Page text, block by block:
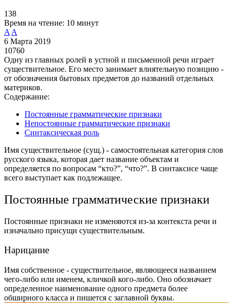
138
Время на чтение: 10 минут
A A
6 Марта 2019
10760
Одну из главных ролей в устной и письменной речи играет
существительное. Его место занимает влиятельную позицию -
от обозначения бытовых предметов до названий отдельных
материков.
Содержание:
Постоянные грамматические признаки
Непостоянные грамматические признаки
Синтаксическая роль
Имя существительное (сущ.) - самостоятельная категория слов
русского языка, которая дает название объектам и
определяется по вопросам “кто?”, “что?”. В синтаксисе чаще
всего выступает как подлежащее.
Постоянные грамматические признаки
Постоянные признаки не изменяются из-за контекста речи и
изначально присущи существительным.
Нарицание
Имя собственное - существительное, являющееся названием
чего-либо или именем, кличкой кого-либо. Оно обозначает
определенное наименование одного предмета более
обширного класса и пишется с заглавной буквы.